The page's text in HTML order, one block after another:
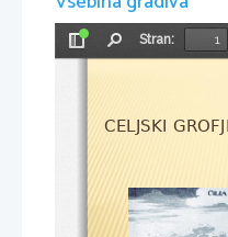
Preklopi
Stran:
CELJSKI